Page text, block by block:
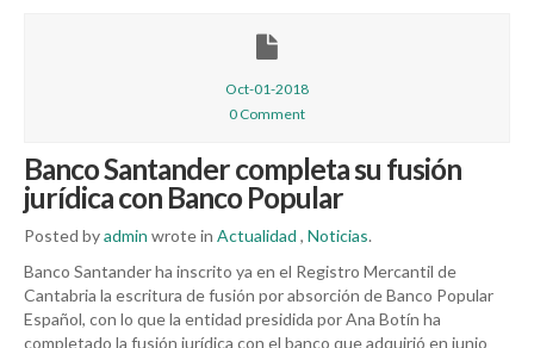
Oct-01-2018
0 Comment
Banco Santander completa su fusión
jurídica con Banco Popular
Posted byadmin wrote in Actualidad , Noticias.
Banco Santander ha inscrito ya en el Registro Mercantil de
Cantabria la escritura de fusión por absorción de Banco Popular
Español, con lo que la entidad presidida por Ana Botín ha
completado la fusión jurídica con el banco que adquirió en junio